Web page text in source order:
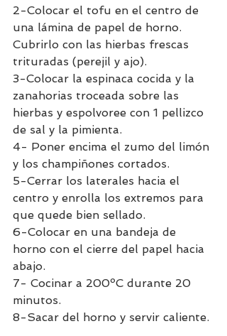
2-Colocar el tofu en el centro de
una lámina de papel de horno.
Cubrirlo con las hierbas frescas
trituradas (perejil y ajo).
3-Colocar la espinaca cocida y la
zanahorias troceada sobre las
hierbas y espolvoree con 1 pellizco
de sal y la pimienta.
4- Poner encima el zumo del limón
y los champiñones cortados.
5-Cerrar los laterales hacia el
centro y enrolla los extremos para
que quede bien sellado.
6-Colocar en una bandeja de
horno con el cierre del papel hacia
abajo.
7- Cocinar a 200ºC durante 20
minutos.
8-Sacar del horno y servir caliente.